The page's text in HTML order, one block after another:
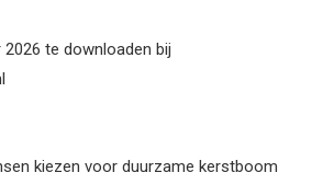
te downloaden bij
kiezen voor duurzame kerstboom